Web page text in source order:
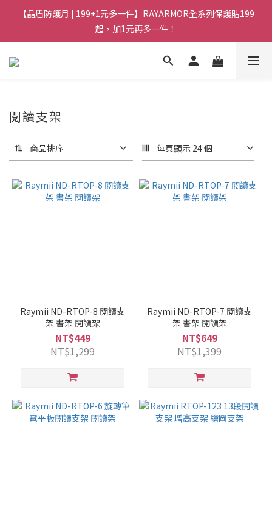
【晶盾防護月 | 199+1元多一件】RAYARMOR全系列保護貼199
起，加1元再多一件！
閱讀支架
商品排序 每頁顯示 24 個
Raymii ND-RTOP-8 閱讀支
架 書架 閱讀架
NT$449
NT$1,299
Raymii ND-RTOP-7 閱讀支
架 書架 閱讀架
NT$649
NT$1,399